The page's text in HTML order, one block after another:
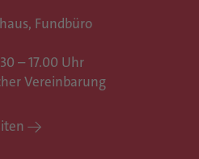
Fundbüro
– 17.00 Uhr
Vereinbarung